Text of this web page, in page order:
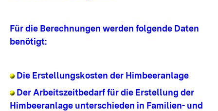
Für die Berechnungen werden folgende Daten
benötigt:
Die Erstellungskosten der Himbeeranlage
Der Arbeitszeitbedarf für die Erstellung der
Himbeeranlage unterschieden in Familien- und